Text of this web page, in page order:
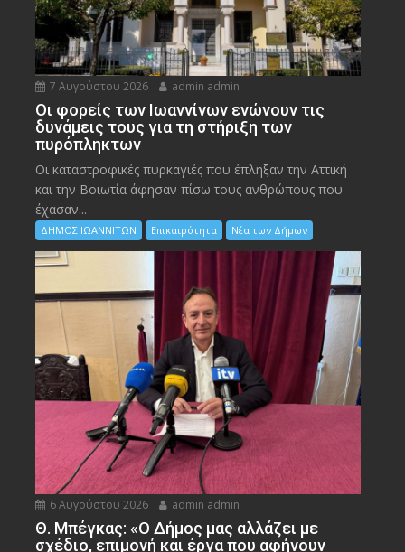
7 Αυγούστου 2026 admin admin
Οι φορείς των Ιωαννίνων ενώνουν τις
δυνάμεις τους για τη στήριξη των
πυρόπληκτων
Οι καταστροφικές πυρκαγιές που έπληξαν την Αττική
και την Bοιωτία άφησαν πίσω τους ανθρώπους που
έχασαν...
ΔΗΜΟΣ ΙΩΑΝΝΙΤΩΝ Επικαιρότητα Νέα των Δήμων
6 Αυγούστου 2026 admin admin
Θ. Μπέγκας: «Ο Δήμος μας αλλάζει με
σχέδιο, επιμονή και έργα που αφήνουν